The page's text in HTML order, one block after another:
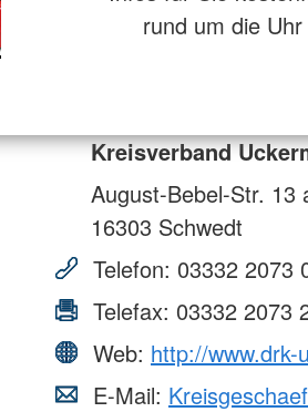
rund um die Uhr
Kreisverband
August-Bebel-Str. 13
16303 Schwedt
Telefon: 03332 2073
Telefax: 03332 2073
Web: http://www.drk-
E-Mail: